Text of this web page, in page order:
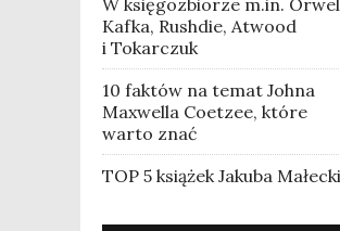
W księgozbiorze m.in.
Kafka, Rushdie, Atwood
i Tokarczuk
10 faktów na temat Johna
Maxwella Coetzee, które
warto znać
TOP 5 książek Jakuba